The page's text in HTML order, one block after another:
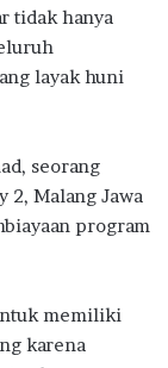
tidak hanya
layak huni
seorang
2, Malang Jawa
program
memiliki
karena